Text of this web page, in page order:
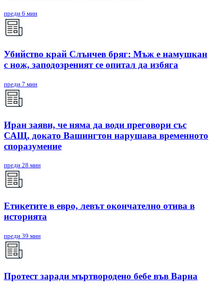
преди 6 мин
Убийство край Слънчев бряг: Мъж е намушкан
с нож, заподозреният се опитал да избяга
преди 7 мин
Иран заяви, че няма да води преговори със
САЩ, докато Вашингтон нарушава временното
споразумение
преди 28 мин
Етикетите в евро, левът окончателно отива в
историята
преди 39 мин
Протест заради мъртвородено бебе във Варна